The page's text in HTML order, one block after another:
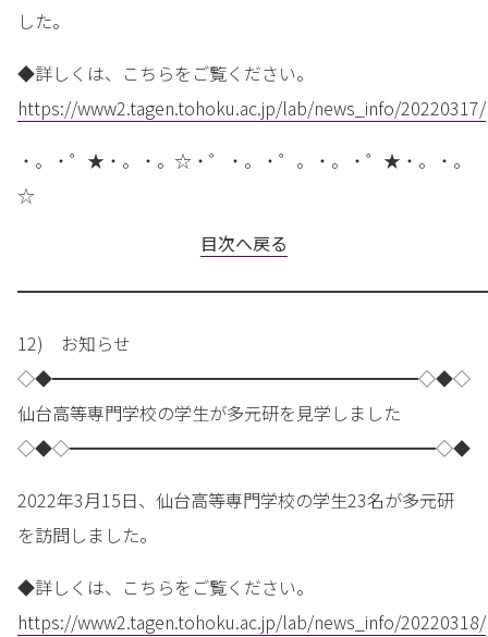
した。
◆詳しくは、こちらをご覧ください。
https://www2.tagen.tohoku.ac.jp/lab/news_info/20220317/
・。・゜★・。・。☆・゜・。・゜。・。・゜★・。・。
☆
目次へ戻る
12) お知らせ
◇◆━━━━━━━━━━━━━━━━━━━━━◇◆◇
仙台高等専門学校の学生が多元研を見学しました
◇◆◇━━━━━━━━━━━━━━━━━━━━━◇◆
2022年3月15日、仙台高等専門学校の学生23名が多元研
を訪問しました。
◆詳しくは、こちらをご覧ください。
https://www2.tagen.tohoku.ac.jp/lab/news_info/20220318/